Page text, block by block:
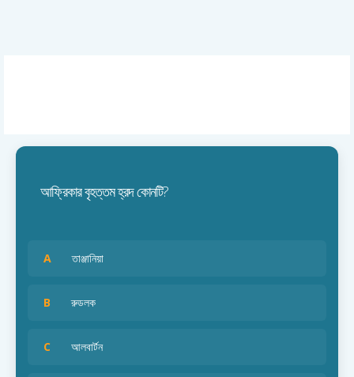
আফ্রিকার বৃহত্তম হ্রদ কোনটি?
A তাঞ্জানিয়া
B রুডলক
C আলবার্টন